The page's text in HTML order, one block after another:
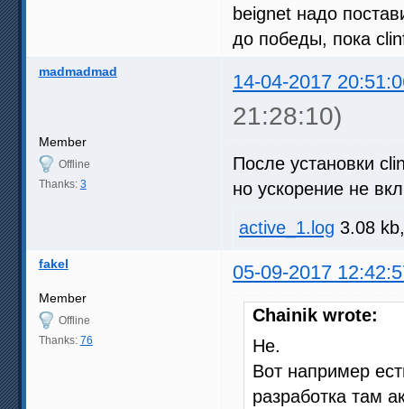
beignet надо
до победы, пока
madmadmad 14-04-2017
21:28:10)
Member
Offline
Thanks: 3
После установки
но ускорение не
active_1.log 3.08
fakel 05-09-2017
Member
Offline
Thanks: 76
Chainik wrote:
Не.
Вот например
разработка там